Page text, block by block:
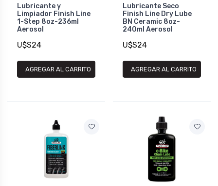
Lubricante y
Limpiador Finish Line
1-Step 8oz-236ml
Aerosol
U$S24
AGREGAR AL CARRITO
Lubricante Seco
Finish Line Dry Lube
BN Ceramic 8oz-
240ml Aerosol
U$S24
AGREGAR AL CARRITO